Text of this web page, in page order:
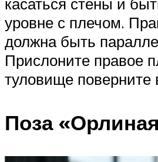
уровне с плечом.
должна быть
Прислоните правое
туловище поверните
Поза